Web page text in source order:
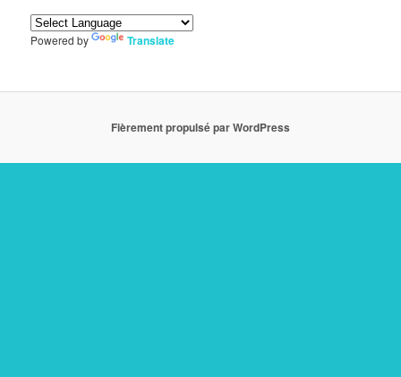
Powered by Translate
Fièrement propulsé par WordPress